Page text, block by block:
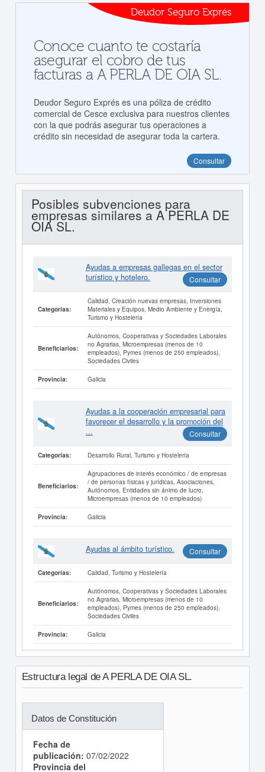
Deudor Seguro Exprés
Conoce cuanto te costaría
asegurar el cobro de tus
facturas a A PERLA DE OIA SL.
Deudor Seguro Exprés es una póliza de crédito
comercial de Cesce exclusiva para nuestros clientes
con la que podrás asegurar tus operaciones a
crédito sin necesidad de asegurar toda la cartera.
Consultar
Posibles subvenciones para
empresas similares a A PERLA DE
OIA SL.
Ayudas a empresas gallegas en el sector
turístico y hotelero.
Consultar
Categorías:
Calidad, Creación nuevas empresas, Inversiones
Materiales y Equipos, Medio Ambiente y Energía,
Turismo y Hostelería
Beneficiarios:
Autónomos, Cooperativas y Sociedades Laborales
no Agrarias, Microempresas (menos de 10
empleados), Pymes (menos de 250 empleados),
Sociedades Civiles
Provincia: Galicia
Ayudas a la cooperación empresarial para
favorecer el desarrollo y la promoción del
...
Consultar
Categorías: Desarrollo Rural, Turismo y Hostelería
Beneficiarios:
Agrupaciones de interés económico / de empresas
/ de personas físicas y jurídicas, Asociaciones,
Autónomos, Entidades sin ánimo de lucro,
Microempresas (menos de 10 empleados)
Provincia: Galicia
Ayudas al ámbito turístico. Consultar
Categorías: Calidad, Turismo y Hostelería
Beneficiarios:
Autónomos, Cooperativas y Sociedades Laborales
no Agrarias, Microempresas (menos de 10
empleados), Pymes (menos de 250 empleados),
Sociedades Civiles
Provincia: Galicia
Estructura legal de A PERLA DE OIA SL.
Datos de Constitución
Fecha de
publicación: 07/02/2022
Provincia del